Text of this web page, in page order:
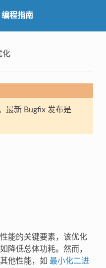
编程指南
化
最新 Bugfix 发布是
能的关键要素，该优化
降低总体功耗。然而，
他性能，如 最小化二进